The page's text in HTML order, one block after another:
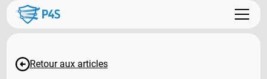
Retour aux articles